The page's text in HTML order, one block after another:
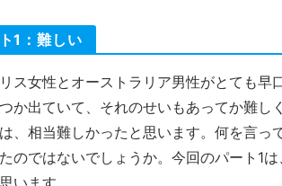
1：難しい
ス女性とオーストラリア男性がとても早
か出ていて、それのせいもあってか難
、相当難しかったと思います。何を言っ
のではないでしょうか。今回のパート1
います。